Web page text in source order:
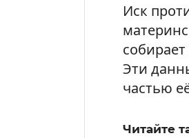
Иск
Эти
частью
Читайте